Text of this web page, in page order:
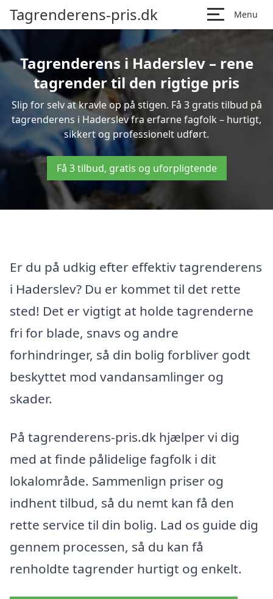
Tagrenderens-pris.dk Menu
Tagrenderens i Haderslev – rene
tagrender til den rigtige pris
Slip for selv at kravle op på stigen. Få 3 gratis tilbud på
tagrenderens i Haderslev fra erfarne fagfolk – hurtigt,
sikkert og professionelt udført.
Få 3 tilbud, gratis og uforpligtende
Er du på udkig efter effektiv tagrenderens
i Haderslev? Du er kommet til det rette
sted! Det er vigtigt at holde tagrenderne
fri for blade, snavs og andre
forhindringer, så din bolig forbliver godt
beskyttet mod vandansamlinger og
skader.
På tagrenderens-pris.dk hjælper vi dig
med at finde pålidelige fagfolk i dit
lokalområde. Sammenlign priser og
indhent tilbud, så du nemt kan få den
rette service til din bolig. Lad os guide dig
gennem processen, så du kan få
renholdte tagrender hurtigt og enkelt.